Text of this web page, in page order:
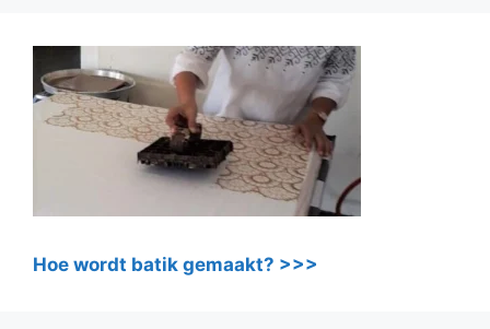
Hoe wordt batik gemaakt? >>>